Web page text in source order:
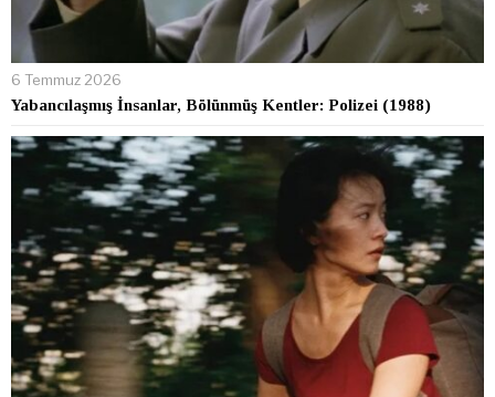
6 Temmuz 2026
Yabancılaşmış İnsanlar, Bölünmüş Kentler: Polizei (1988)